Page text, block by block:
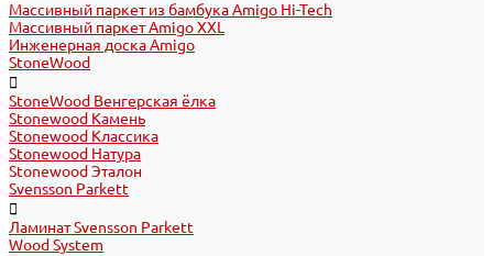
Массивный паркет из бамбука Amigo Hi-Tech
Массивный паркет Amigo XXL
Инженерная доска Amigo
StoneWood
StoneWood Венгерская ёлка
Stonewood Камень
Stonewood Классика
Stonewood Натура
Stonewood Эталон
Svensson Parkett
Ламинат Svensson Parkett
Wood System